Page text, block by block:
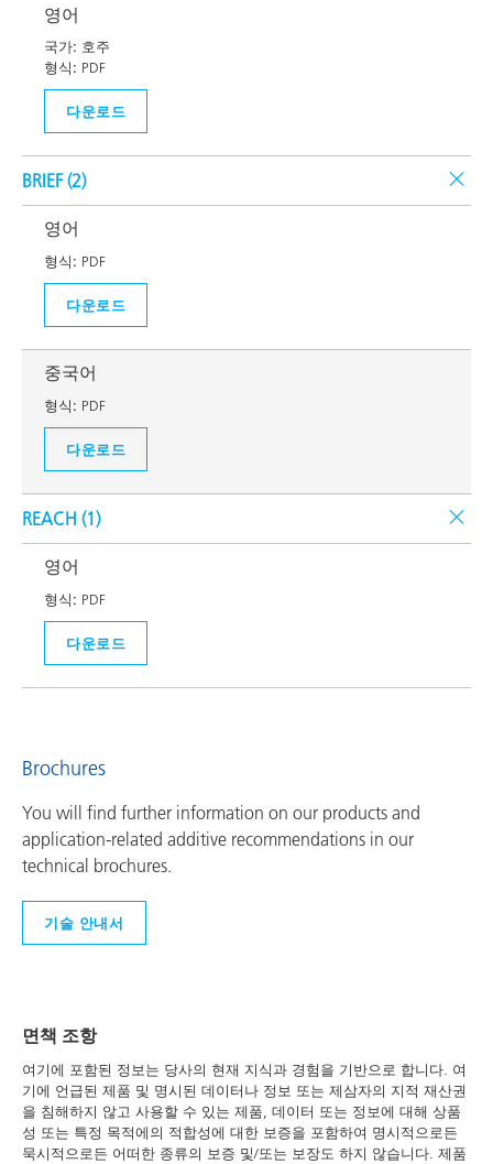
영어
국가: 호주
형식: PDF
다운로드
BRIEF (2)
영어
형식: PDF
다운로드
중국어
형식: PDF
다운로드
REACH (1)
영어
형식: PDF
다운로드
Brochures
You will find further information on our products and
application-related additive recommendations in our
technical brochures.
기술 안내서
면책 조항
여기에 포함된 정보는 당사의 현재 지식과 경험을 기반으로 합니다. 여
기에 언급된 제품 및 명시된 데이터나 정보 또는 제삼자의 지적 재산권
을 침해하지 않고 사용할 수 있는 제품, 데이터 또는 정보에 대해 상품
성 또는 특정 목적에의 적합성에 대한 보증을 포함하여 명시적으로든
묵시적으로든 어떠한 종류의 보증 및/또는 보장도 하지 않습니다. 제품